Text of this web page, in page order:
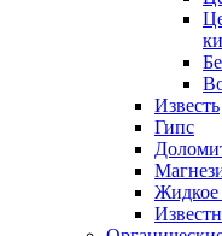
Известь
Гипс
Жидкое